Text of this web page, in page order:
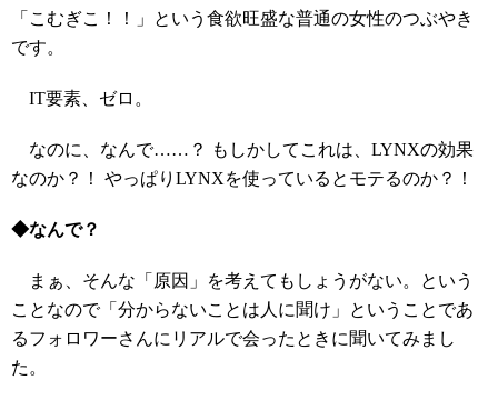
「こむぎこ！！」という食欲旺盛な普通の女性のつぶやき
です。
IT要素、ゼロ。
なのに、なんで……？ もしかしてこれは、LYNXの効果
なのか？！ やっぱりLYNXを使っているとモテるのか？！
◆なんで？
まぁ、そんな「原因」を考えてもしょうがない。という
ことなので「分からないことは人に聞け」ということであ
るフォロワーさんにリアルで会ったときに聞いてみまし
た。